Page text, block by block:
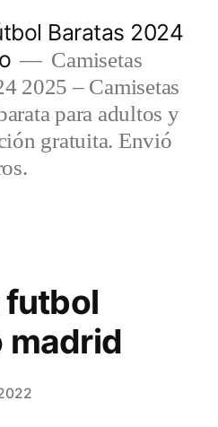
Baratas 2024
Camisetas
2025 – Camisetas
para adultos y
gratuita. Envió
futbol
madrid